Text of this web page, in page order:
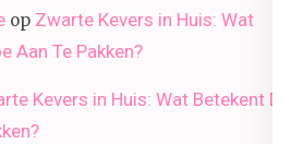
op Zwarte Kevers in Huis: Wat
Aan Te Pakken?
Kevers in Huis: Wat Betekent Dit